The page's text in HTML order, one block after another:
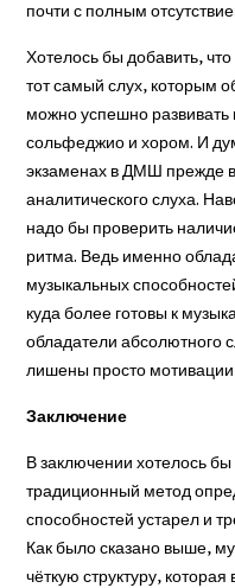
почти с полным
Хотелось бы добавить,
тот самый слух, которым
можно успешно
сольфеджио и хором. И
экзаменах в ДМШ прежде
аналитического слуха.
надо бы проверить
ритма. Ведь именно
музыкальных
куда более готовы к
обладатели абсолютного
лишены просто мотивации
Заключение
В заключении хотелось
традиционный метод
способностей устарел и
Как было сказано выше,
чёткую структуру,